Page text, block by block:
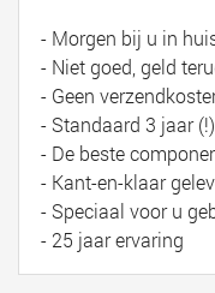
- Morgen bij u in
- Niet goed, geld
- Geen
- Standaard 3 jaar
- De beste
- Kant-en-klaar
- Speciaal voor u
- 25 jaar ervaring